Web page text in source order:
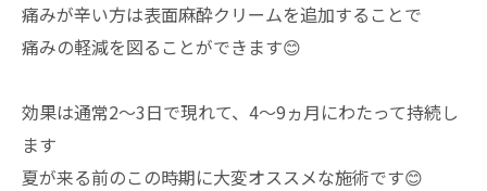
痛みが辛い方は表面麻酔クリームを追加することで
痛みの軽減を図ることができます😊
効果は通常2～3日で現れて、4～9ヵ月にわたって持続し
ます
夏が来る前のこの時期に大変オススメな施術です😊